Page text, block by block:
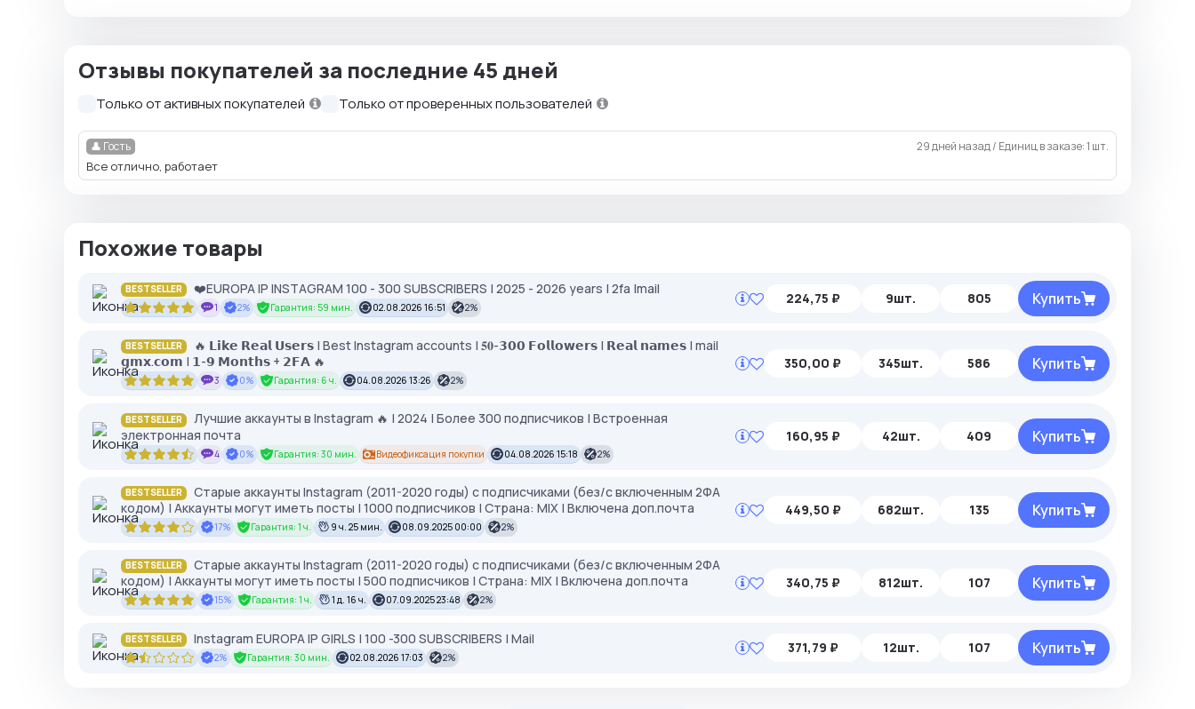
Отзывы покупателей за последние 45 дней
Только от активных покупателей Только от проверенных пользователей
👤 Гость 29 дней назад/ Единиц в заказе: 1 шт.
Все отлично, работает
Похожие товары
BESTSELLER ❤️EUROPA IP INSTAGRAM 100 - 300 SUBSCRIBERS | 2025 - 2026 years | 2fa |mail
1 2% Гарантия: 59 мин. 02.08.2026 16:51 2%
224,75 ₽ 9шт. 805 Купить
BESTSELLER
🔥 𝗟𝗶𝗸𝗲 𝗥𝗲𝗮𝗹 𝗨𝘀𝗲𝗿𝘀 | Best Instagram accounts | 𝟓𝟎-𝟯𝟬𝟬 𝗙𝗼𝗹𝗹𝗼𝘄𝗲𝗿𝘀 | 𝗥𝗲𝗮𝗹 𝗻𝗮𝗺𝗲𝘀 | mail
𝗴𝗺𝘅.𝗰𝗼𝗺 | 𝟭-𝟵 𝗠𝗼𝗻𝘁𝗵𝘀 + 𝟮𝗙𝗔 🔥
3 0% Гарантия: 6 ч. 04.08.2026 13:26 2%
350,00 ₽ 345шт. 586 Купить
BESTSELLER
Лучшие аккаунты в Instagram 🔥 | 2024 | Более 300 подписчиков | Встроенная
электронная почта
4 0% Гарантия: 30 мин. Видеофиксация покупки 04.08.2026 15:18 2%
160,95 ₽ 42шт. 409 Купить
BESTSELLER
Старые аккаунты Instagram (2011-2020 годы) с подписчиками (без/с включенным 2ФА
кодом) | Аккаунты могут иметь посты | 1000 подписчиков | Страна: MIX | Включена доп.почта
17% Гарантия: 1 ч. 9 ч. 25 мин. 08.09.2025 00:00 2%
449,50 ₽ 682шт. 135 Купить
BESTSELLER
Старые аккаунты Instagram (2011-2020 годы) с подписчиками (без/с включенным 2ФА
кодом) | Аккаунты могут иметь посты | 500 подписчиков | Страна: MIX | Включена доп.почта
15% Гарантия: 1 ч. 1 д. 16 ч. 07.09.2025 23:48 2%
340,75 ₽ 812шт. 107 Купить
BESTSELLER Instagram EUROPA IP GIRLS | 100 -300 SUBSCRIBERS | Mail
2% Гарантия: 30 мин. 02.08.2026 17:03 2%
371,79 ₽ 12шт. 107 Купить